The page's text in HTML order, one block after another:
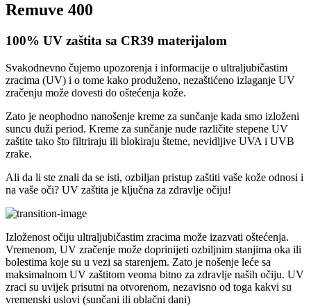
Remuve 400
100% UV zaštita sa CR39 materijalom
Svakodnevno čujemo upozorenja i informacije o ultraljubičastim
zracima (UV) i o tome kako produženo, nezaštićeno izlaganje UV
zračenju može dovesti do oštećenja kože.
Zato je neophodno nanošenje kreme za sunčanje kada smo izloženi
suncu duži period. Kreme za sunčanje nude različite stepene UV
zaštite tako što filtriraju ili blokiraju štetne, nevidljive UVA i UVB
zrake.
Ali da li ste znali da se isti, ozbiljan pristup zaštiti vaše kože odnosi i
na vaše oči? UV zaštita je ključna za zdravlje očiju!
Izloženost očiju ultraljubičastim zracima može izazvati oštećenja.
Vremenom, UV zračenje može doprinijeti ozbiljnim stanjima oka ili
bolestima koje su u vezi sa starenjem. Zato je nošenje leće sa
maksimalnom UV zaštitom veoma bitno za zdravlje naših očiju. UV
zraci su uvijek prisutni na otvorenom, nezavisno od toga kakvi su
vremenski uslovi (sunčani ili oblačni dani)